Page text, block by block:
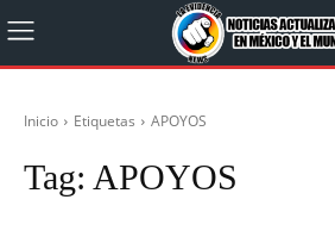
Inicio Etiquetas APOYOS
Tag: APOYOS